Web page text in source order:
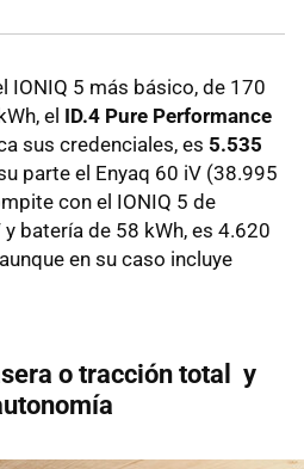
IONIQ 5 más básico, de 170
el ID.4 Pure Performance
sus credenciales, es 5.535
parte el Enyaq 60 iV (38.995
con el IONIQ 5 de
batería de 58 kWh, es 4.620
en su caso incluye
o tracción total y